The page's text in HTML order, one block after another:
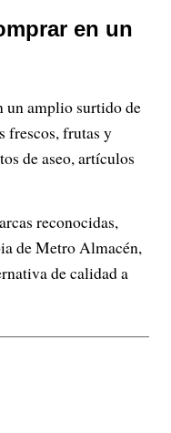
en un
un amplio surtido de
frescos, frutas y
de aseo, artículos
reconocidas,
de Metro Almacén,
de calidad a